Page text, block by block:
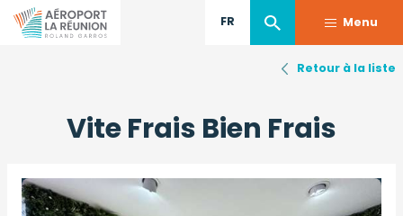
FR Menu
Vite Frais Bien Frais
Image
Retour à la liste